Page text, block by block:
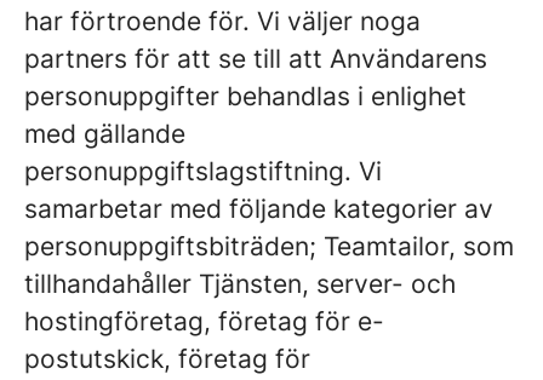
har förtroende för. Vi väljer noga
partners för att se till att Användarens
personuppgifter behandlas i enlighet
med gällande
personuppgiftslagstiftning. Vi
samarbetar med följande kategorier av
personuppgiftsbiträden; Teamtailor, som
tillhandahåller Tjänsten, server- och
hostingföretag, företag för e-
postutskick, företag för